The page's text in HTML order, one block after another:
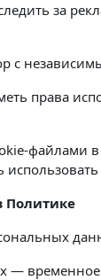
за
с
права
файлами
Политике